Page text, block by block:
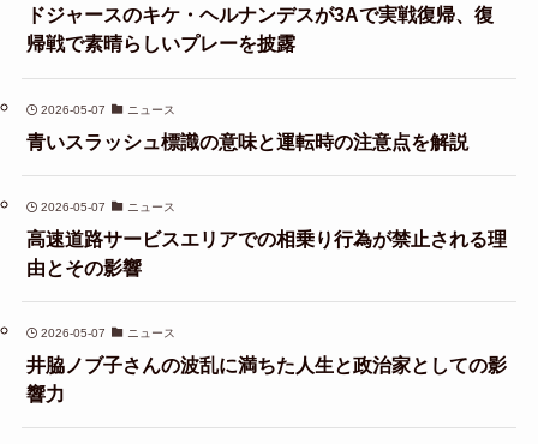
ドジャースのキケ・ヘルナンデスが3Aで実戦復帰、復
帰戦で素晴らしいプレーを披露
2026-05-07 ニュース
青いスラッシュ標識の意味と運転時の注意点を解説
2026-05-07 ニュース
高速道路サービスエリアでの相乗り行為が禁止される理
由とその影響
2026-05-07 ニュース
井脇ノブ子さんの波乱に満ちた人生と政治家としての影
響力